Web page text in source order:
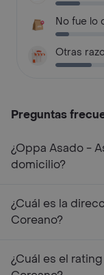
No fue lo
Otras
Preguntas
¿Oppa Asado -
domicilio?
¿Cuál es la
Coreano?
¿Cuál es el